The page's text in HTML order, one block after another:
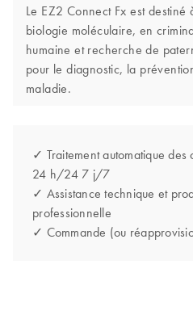
Le EZ2 Connect Fx est destiné
biologie moléculaire, en
humaine et recherche de
pour le diagnostic, la
maladie.
✓ Traitement automatique des
24 h/24 7 j/7
✓ Assistance technique et
professionnelle
✓ Commande (ou